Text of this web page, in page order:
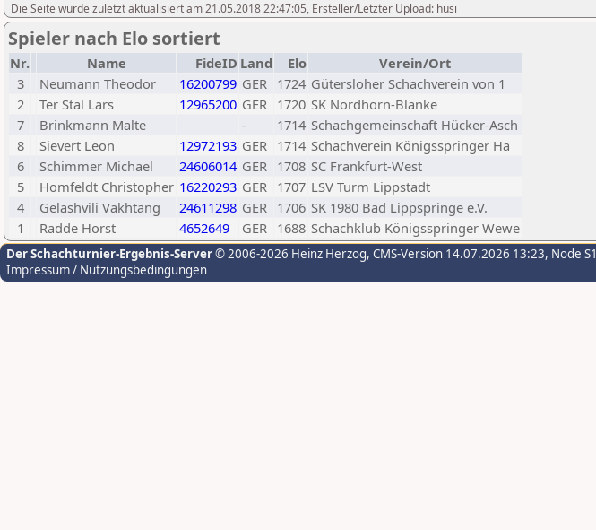
Die Seite wurde zuletzt aktualisiert am 21.05.2018 22:47:05, Ersteller/Letzter Upload: husi
Spieler nach Elo sortiert
Nr. Name FideID Land Elo
Verein/Ort
3
Neumann Theodor 16200799 GER 1724 Gütersloher Schachverein von 1
2
Ter Stal Lars 12965200 GER 1720 SK Nordhorn-Blanke
7
Brinkmann Malte - 1714 Schachgemeinschaft Hücker-Asch
8
Sievert Leon 12972193 GER 1714 Schachverein Königsspringer Ha
6
Schimmer Michael 24606014 GER 1708 SC Frankfurt-West
5
Homfeldt Christopher 16220293 GER 1707 LSV Turm Lippstadt
4
Gelashvili Vakhtang 24611298 GER 1706 SK 1980 Bad Lippspringe e.V.
1
Radde Horst 4652649 GER 1688 Schachklub Königsspringer Wewe
Der Schachturnier-Ergebnis-Server© 2006-2026 Heinz Herzog, CMS-Version 14.07.2026 13:23, Node S1
Impressum / Nutzungsbedingungen